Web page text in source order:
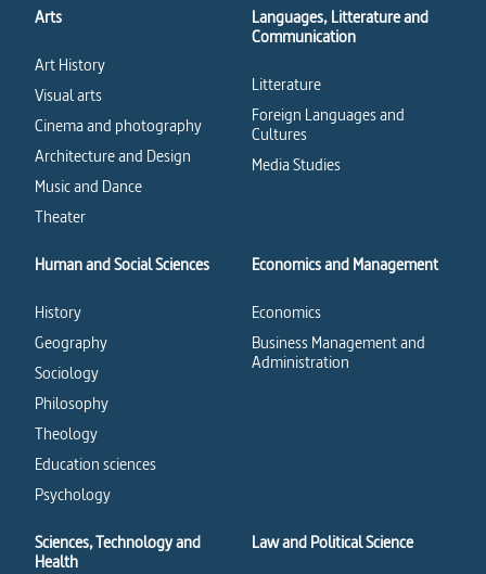
Arts
Art History
Visual arts
Cinema and photography
Architecture and Design
Music and Dance
Theater
Languages, Litterature and
Communication
Litterature
Foreign Languages and
Cultures
Media Studies
Human and Social Sciences
History
Geography
Sociology
Philosophy
Theology
Education sciences
Psychology
Economics and Management
Economics
Business Management and
Administration
Sciences, Technology and
Health
Law and Political Science